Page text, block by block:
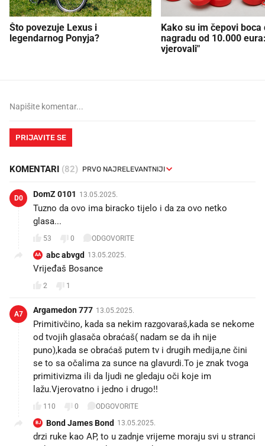
Što povezuje Lexus i
legendarnog Ponyja?
Kako su im čepovi boca
nagradu od 10.000
vjerovali"
PRIJAVITE SE
KOMENTARI (82)
D0 DomZ 0101 13.05.2025.
Tuzno da ovo ima biracko tijelo i da za ovo netko
glasa...
53 0 ODGOVORITE
AA abc abvgd 13.05.2025.
Vrijeđaš Bosance
2 1
A7 Argamedon 777 13.05.2025.
Primitivčino, kada sa nekim razgovaraš,kada se nekome
od tvojih glasača obraćaš( nadam se da ih nije
puno),kada se obraćaš putem tv i drugih medija,ne čini
se to sa očalima za sunce na glavurdi.To je znak tvoga
primitivizma ili da ljudi ne gledaju oči koje im
lažu.Vjerovatno i jedno i drugo!!
110 0 ODGOVORITE
BJ Bond James Bond 13.05.2025.
drzi ruke kao AP, to u zadnje vrijeme moraju svi u stranci